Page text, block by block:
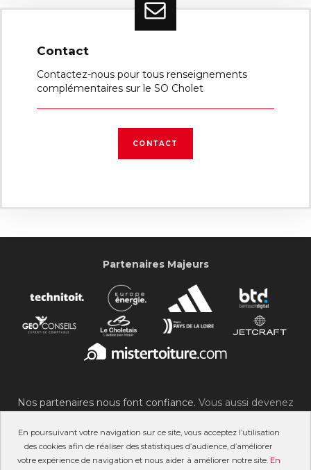
En poursuivant votre navigation sur ce site, vous acceptez l’utilisation
des cookies afin de réaliser des statistiques d’audience, d’améliorer
votre expérience de navigation et nous aider à améliorer notre site. En
Contact
Contactez-nous pour tous renseignements
complémentaires sur le SO Cholet
CONTACT
Partenaires Majeurs
Nos partenaires nous font confiance. Vous aussi devenez